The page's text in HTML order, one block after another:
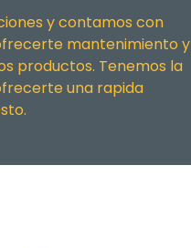
y contamos con
mantenimiento y
productos. Tenemos la
una rapida